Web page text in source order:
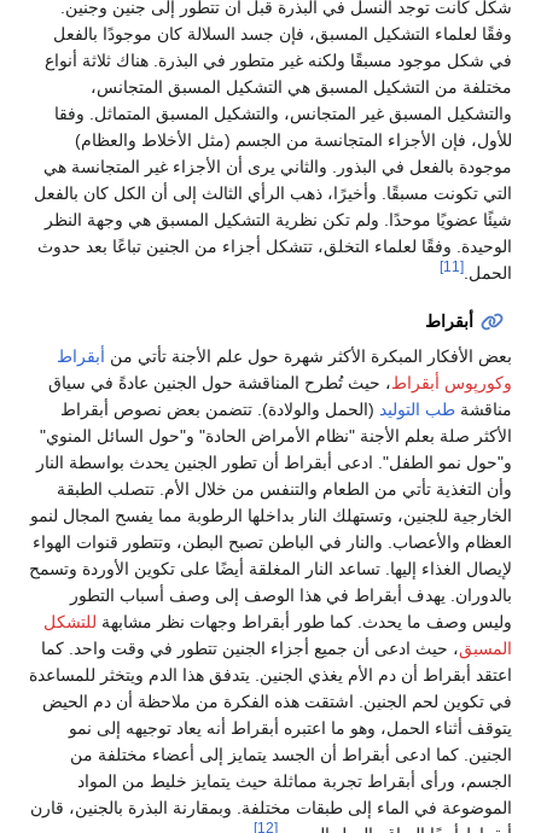
شكل كانت توجد النسل في البذرة قبل أن تتطور إلى جنين وجنين.
وفقًا لعلماء التشكيل المسبق، فإن جسد السلالة كان موجودًا بالفعل
في شكل موجود مسبقًا ولكنه غير متطور في البذرة. هناك ثلاثة أنواع
مختلفة من التشكيل المسبق هي التشكيل المسبق المتجانس،
والتشكيل المسبق غير المتجانس، والتشكيل المسبق المتماثل. وفقا
للأول، فإن الأجزاء المتجانسة من الجسم (مثل الأخلاط والعظام)
موجودة بالفعل في البذور. والثاني يرى أن الأجزاء غير المتجانسة هي
التي تكونت مسبقًا. وأخيرًا، ذهب الرأي الثالث إلى أن الكل كان بالفعل
شيئًا عضويًا موحدًا. ولم تكن نظرية التشكيل المسبق هي وجهة النظر
الوحيدة. وفقًا لعلماء التخلق، تتشكل أجزاء من الجنين تباعًا بعد حدوث
الحمل.[11]
أبقراط
بعض الأفكار المبكرة الأكثر شهرة حول علم الأجنة تأتي من أبقراط
وكورپوس أبقراط، حيث تُطرح المناقشة حول الجنين عادةً في سياق
مناقشة طب التوليد (الحمل والولادة). تتضمن بعض نصوص أبقراط
الأكثر صلة بعلم الأجنة "نظام الأمراض الحادة" و"حول السائل المنوي"
و"حول نمو الطفل". ادعى أبقراط أن تطور الجنين يحدث بواسطة النار
وأن التغذية تأتي من الطعام والتنفس من خلال الأم. تتصلب الطبقة
الخارجية للجنين، وتستهلك النار بداخلها الرطوبة مما يفسح المجال لنمو
العظام والأعصاب. والنار في الباطن تصبح البطن، وتتطور قنوات الهواء
لإيصال الغذاء إليها. تساعد النار المغلقة أيضًا على تكوين الأوردة وتسمح
بالدوران. يهدف أبقراط في هذا الوصف إلى وصف أسباب التطور
وليس وصف ما يحدث. كما طور أبقراط وجهات نظر مشابهة للتشكل
المسبق، حيث ادعى أن جميع أجزاء الجنين تتطور في وقت واحد. كما
اعتقد أبقراط أن دم الأم يغذي الجنين. يتدفق هذا الدم ويتخثر للمساعدة
في تكوين لحم الجنين. اشتقت هذه الفكرة من ملاحظة أن دم الحيض
يتوقف أثناء الحمل، وهو ما اعتبره أبقراط أنه يعاد توجيهه إلى نمو
الجنين. كما ادعى أبقراط أن الجسد يتمايز إلى أعضاء مختلفة من
الجسم، ورأى أبقراط تجربة مماثلة حيث يتمايز خليط من المواد
الموضوعة في الماء إلى طبقات مختلفة. وبمقارنة البذرة بالجنين، قارن
[12]